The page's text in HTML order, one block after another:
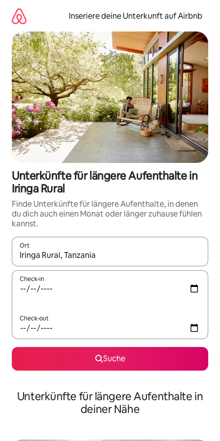
Inhalten
springen
Inseriere deine Unterkunft auf Airbnb
Unterkünfte für längere Aufenthalte in
Iringa Rural
Finde Unterkünfte für längere Aufenthalte, in denen
du dich auch einen Monat oder länger zuhause fühlen
kannst.
Ort
Wenn Ergebnisse verfügbar sind, navigiere mit den
Check-in
Check-out
Suche
Unterkünfte für längere Aufenthalte in
deiner Nähe